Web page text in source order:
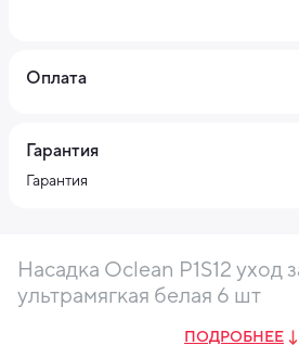
Оплата
Гарантия
Гарантия
Насадка Oclean P1S12 уход
ультрамягкая белая 6 шт
ПОДРОБНЕЕ